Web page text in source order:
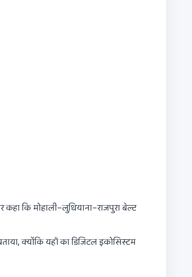
कहा कि मोहाली–लुधियाना–राजपुरा बेल्ट
क्योंकि यहाँ का डिजिटल इकोसिस्टम